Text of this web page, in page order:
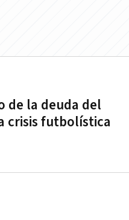
de la deuda del
crisis futbolística